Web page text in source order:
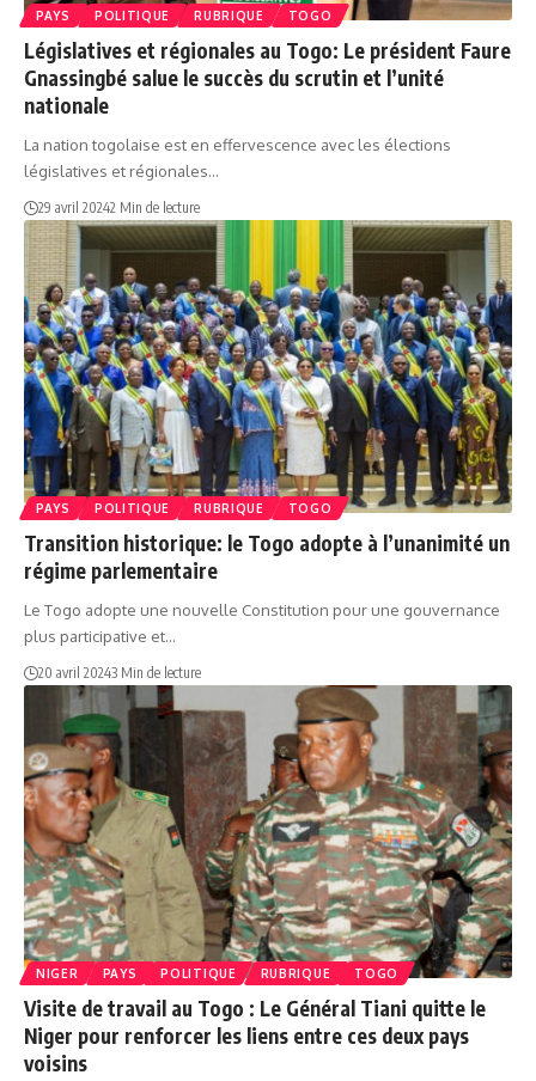
PAYS POLITIQUE RUBRIQUE TOGO
Législatives et régionales au Togo: Le président Faure
Gnassingbé salue le succès du scrutin et l’unité
nationale
La nation togolaise est en effervescence avec les élections
législatives et régionales…
29 avril 20242 Min de lecture
PAYS POLITIQUE RUBRIQUE TOGO
Transition historique: le Togo adopte à l’unanimité un
régime parlementaire
Le Togo adopte une nouvelle Constitution pour une gouvernance
plus participative et…
20 avril 20243 Min de lecture
NIGER PAYS POLITIQUE RUBRIQUE TOGO
Visite de travail au Togo : Le Général Tiani quitte le
Niger pour renforcer les liens entre ces deux pays
voisins